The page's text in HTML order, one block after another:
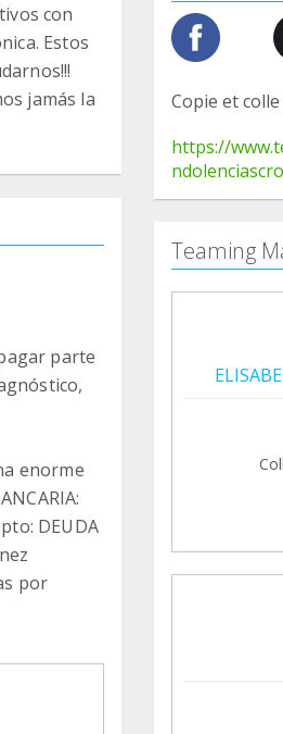
con
Estos
jamás la
parte
enorme
DEUDA
por
Copie et
https://
Teaming